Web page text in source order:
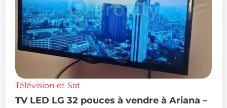
Télévision et Sat
TV LED LG 32 pouces à vendre à Ariana –